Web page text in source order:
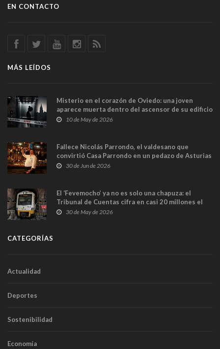
EN CONTACTO
MÁS LEÍDOS
Misterio en el corazón de Oviedo: una joven
aparece muerta dentro del ascensor de su edificio
y las cámaras captan sus últimos minutos
10 de May de 2026
Fallece Nicolás Parrondo, el valdesano que
convirtió Casa Parrondo en un pedazo de Asturias
en Madrid
30 de Jun de 2026
El ‘Fevemocho’ ya no es solo una chapuza: el
Tribunal de Cuentas cifra en casi 20 millones el
sobrecoste de los trenes que no cabían por los
30 de May de 2026
CATEGORÍAS
Actualidad
Deportes
Sostenibilidad
Economía